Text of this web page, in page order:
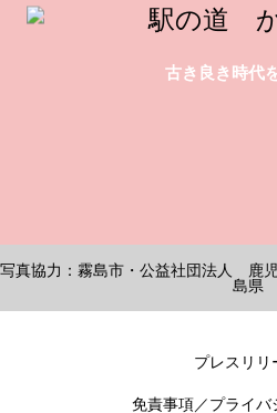
古き良き時代
写真協力：霧島市・公益社団法人 鹿
島県
プレスリリ
免責事項／プライバ